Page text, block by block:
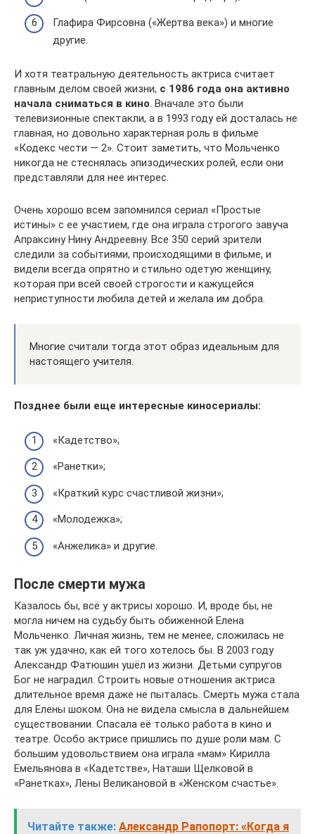
Глафира Фирсовна («Жертва века») и многие
другие.
И хотя театральную деятельность актриса считает
главным делом своей жизни, с 1986 года она активно
начала сниматься в кино. Вначале это были
телевизионные спектакли, а в 1993 году ей досталась не
главная, но довольно характерная роль в фильме
«Кодекс чести — 2». Стоит заметить, что Мольченко
никогда не стеснялась эпизодических ролей, если они
представляли для нее интерес.
Очень хорошо всем запомнился сериал «Простые
истины» с ее участием, где она играла строгого завуча
Апраксину Нину Андреевну. Все 350 серий зрители
следили за событиями, происходящими в фильме, и
видели всегда опрятно и стильно одетую женщину,
которая при всей своей строгости и кажущейся
неприступности любила детей и желала им добра.
Многие считали тогда этот образ идеальным для
настоящего учителя.
Позднее были еще интересные киносериалы:
«Кадетство»;
«Ранетки»;
«Краткий курс счастливой жизни»;
«Молодежка»;
«Анжелика» и другие.
После смерти мужа
Казалось бы, всё у актрисы хорошо. И, вроде бы, не
могла ничем на судьбу быть обиженной Елена
Мольченко. Личная жизнь, тем не менее, сложилась не
так уж удачно, как ей того хотелось бы. В 2003 году
Александр Фатюшин ушёл из жизни. Детьми супругов
Бог не наградил. Строить новые отношения актриса
длительное время даже не пыталась. Смерть мужа стала
для Елены шоком. Она не видела смысла в дальнейшем
существовании. Спасала её только работа в кино и
театре. Особо актрисе пришлись по душе роли мам. С
большим удовольствием она играла «мам» Кирилла
Емельянова в «Кадетстве», Наташи Щелковой в
«Ранетках», Лены Великановой в «Женском счастье».
Читайте также: Александр Рапопорт: «Когда я